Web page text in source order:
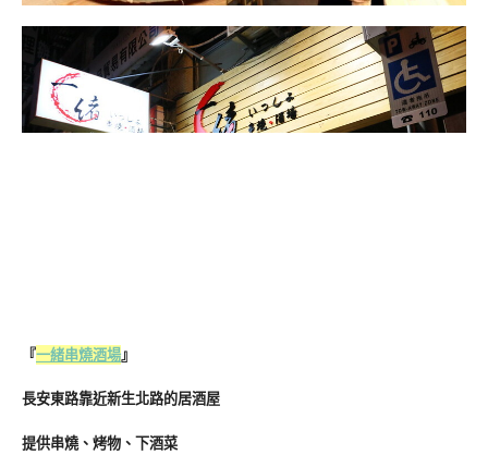
『一緒串燒酒場』
長安東路靠近新生北路的居酒屋
提供串燒、烤物、下酒菜